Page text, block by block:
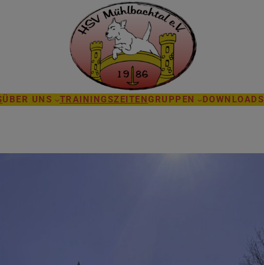
ÜBER UNS TRAININGSZEITEN GRUPPEN DOWNLOADS